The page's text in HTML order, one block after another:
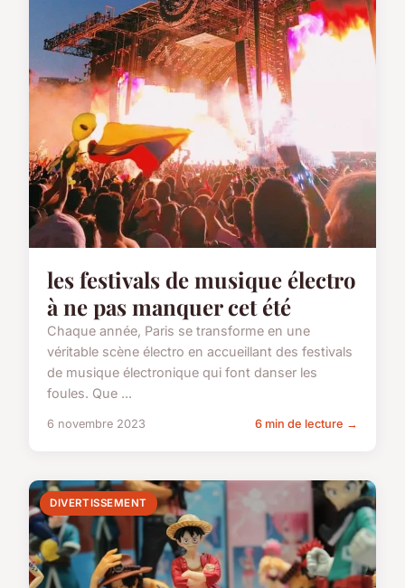
les festivals de musique électro
à ne pas manquer cet été
Chaque année, Paris se transforme en une
véritable scène électro en accueillant des festivals
de musique électronique qui font danser les
foules. Que ...
6 novembre 2023 6 min de lecture →
DIVERTISSEMENT